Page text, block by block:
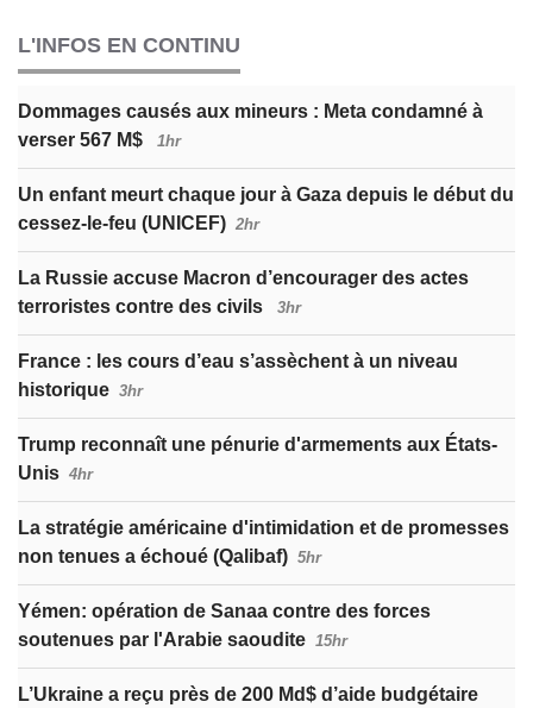
L'INFOS EN CONTINU
Dommages causés aux mineurs : Meta condamné à
verser 567 M$
1hr
Un enfant meurt chaque jour à Gaza depuis le début du
cessez-le-feu (UNICEF) 2hr
La Russie accuse Macron d’encourager des actes
terroristes contre des civils
3hr
France : les cours d’eau s’assèchent à un niveau
historique 3hr
Trump reconnaît une pénurie d'armements aux États-
Unis 4hr
La stratégie américaine d'intimidation et de promesses
non tenues a échoué (Qalibaf) 5hr
Yémen: opération de Sanaa contre des forces
soutenues par l'Arabie saoudite 15hr
L’Ukraine a reçu près de 200 Md$ d’aide budgétaire